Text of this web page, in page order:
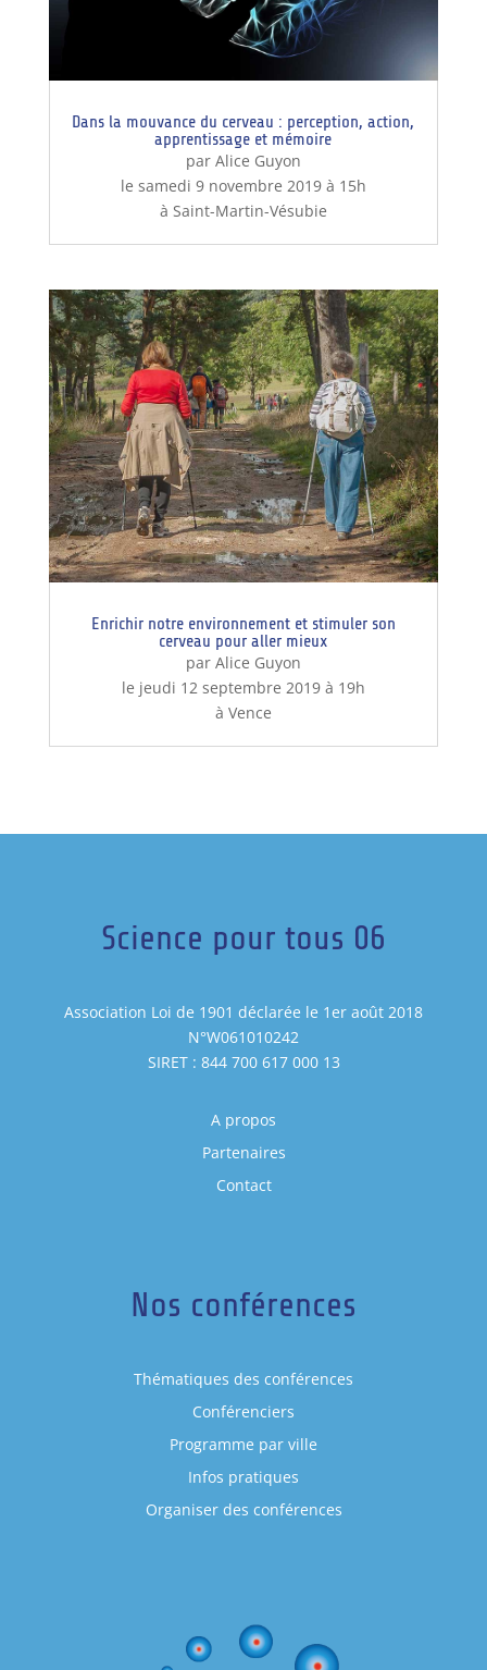
Dans la mouvance du cerveau : perception, action,
apprentissage et mémoire
par Alice Guyon
le samedi 9 novembre 2019 à 15h
à Saint-Martin-Vésubie
Enrichir notre environnement et stimuler son
cerveau pour aller mieux
par Alice Guyon
le jeudi 12 septembre 2019 à 19h
à Vence
Science pour tous 06
Association Loi de 1901 déclarée le 1er août 2018
N°W061010242
SIRET : 844 700 617 000 13
A propos
Partenaires
Contact
Nos conférences
Thématiques des conférences
Conférenciers
Programme par ville
Infos pratiques
Organiser des conférences